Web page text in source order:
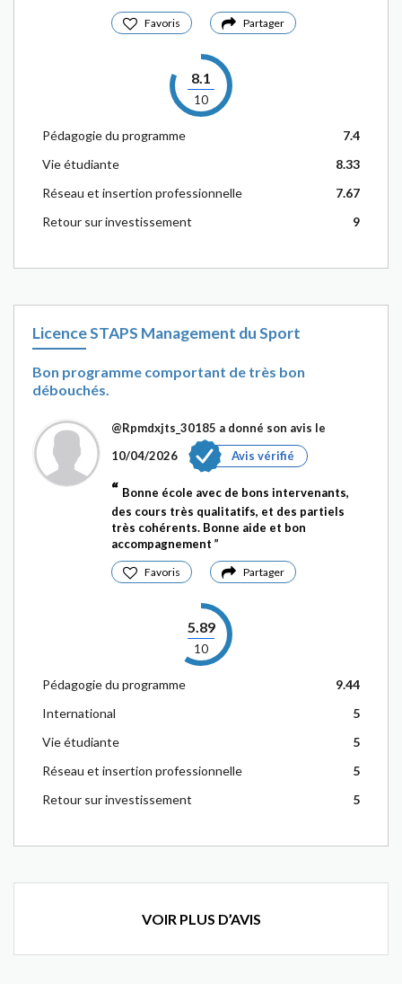
Favoris Partager
8.1
10
Pédagogie du programme
7.4
Vie étudiante
8.33
Réseau et insertion professionnelle
7.67
Retour sur investissement
9
Licence STAPS Management du Sport
Bon programme comportant de très bon
débouchés.
@Rpmdxjts_30185 a donné son avis le
10/04/2026
Avis vérifié
Bonne école avec de bons intervenants,
des cours très qualitatifs, et des partiels
très cohérents. Bonne aide et bon
accompagnement
Favoris Partager
5.89
10
Pédagogie du programme
9.44
International
5
Vie étudiante
5
Réseau et insertion professionnelle
5
Retour sur investissement
5
VOIR PLUS D’AVIS